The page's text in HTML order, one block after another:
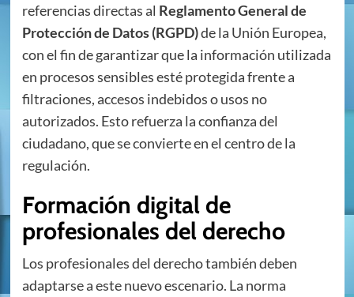
referencias directas al Reglamento General de
Protección de Datos (RGPD)de la Unión Europea,
con el fin de garantizar que la información utilizada
en procesos sensibles esté protegida frente a
filtraciones, accesos indebidos o usos no
autorizados. Esto refuerza la confianza del
ciudadano, que se convierte en el centro de la
regulación.
Formación digital de
profesionales del derecho
Los profesionales del derecho también deben
adaptarse a este nuevo escenario. La norma